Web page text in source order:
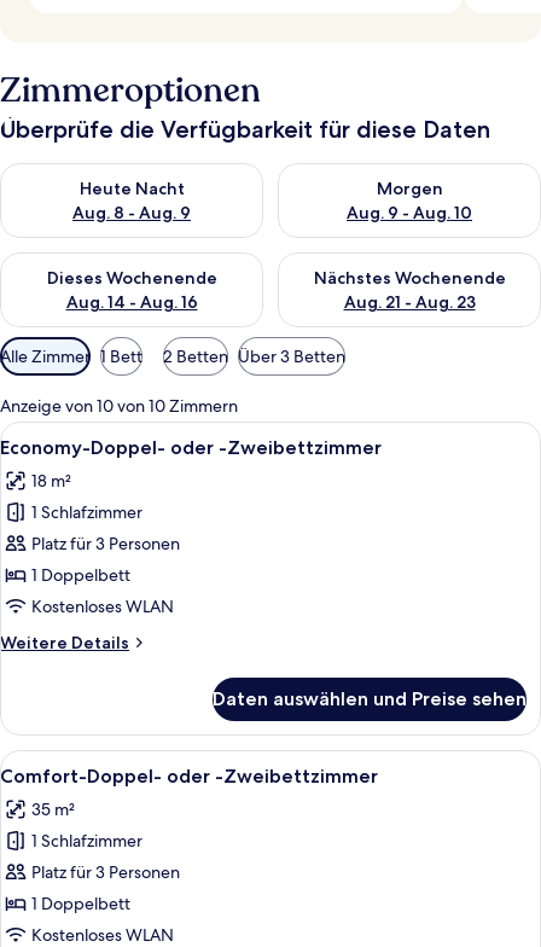
Zimmeroptionen
Überprüfe die Verfügbarkeit für diese Daten
Heute Nacht
Aug. 8 - Aug. 9
Überprüfe die Verfügbarkeit für heute Nacht, Aug. 8 - Aug. 9.
Morgen
Aug. 9 - Aug. 10
Überprüfe die Verfügbarkeit
Dieses Wochenende
Aug. 14 - Aug. 16
Überprüfe die Verfügbarkeit für dieses Wochenende, Aug. 14
Nächstes Wochenende
Aug. 21 - Aug. 23
Überprüfe die Verfügbarkeit
Verfügbare
Filter
für
Zimmer
Alle Zimmer 1 Bett 2 Betten Über 3 Betten
Anzeige von 10 von 10 Zimmern
Alle
Fotos
für
Economy-
Doppel-
oder
-
anzeigen
Ein Hotelzimmer mit Bett,
5
Economy-Doppel- oder -Zweibettzimmer
18 m²
1 Schlafzimmer
Platz für 3 Personen
1 Doppelbett
Kostenloses WLAN
Weitere Details
Weitere
Doppel-
oder
-
Zweibettzimmer
Daten auswählen und Preise sehen
Alle
Fotos
für
Comfort-
Doppel-
oder
-
Ein Hotelzimmer mit Bett,
6
Comfort-Doppel- oder -Zweibettzimmer
35 m²
1 Schlafzimmer
Platz für 3 Personen
1 Doppelbett
Kostenloses WLAN